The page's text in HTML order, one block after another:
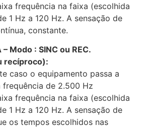
frequência na faixa (escolhida
1 Hz a 120 Hz. A sensação de
constante.
Modo : SINC ou REC.
recíproco):
caso o equipamento passa a
frequência de 2.500 Hz
frequência na faixa (escolhida
1 Hz a 120 Hz. A sensação de
os tempos escolhidos nas